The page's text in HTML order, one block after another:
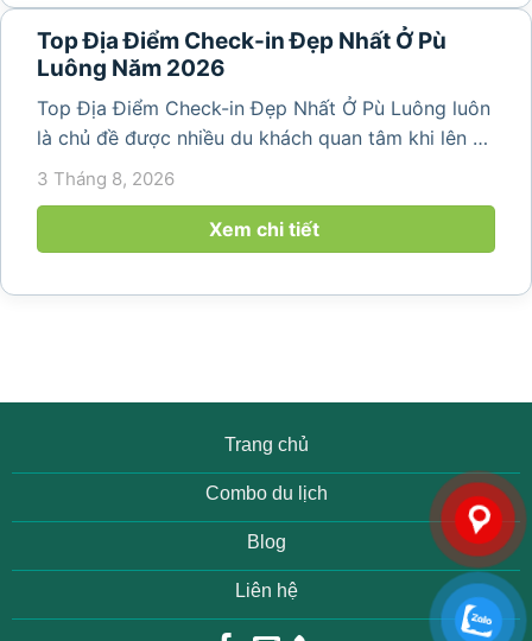
Top Địa Điểm Check-in Đẹp Nhất Ở Pù
Luông Năm 2026
Top Địa Điểm Check-in Đẹp Nhất Ở Pù Luông luôn
là chủ đề được nhiều du khách quan tâm khi lên kế
hoạch khám phá vùng đất thiên nhiên nổi tiếng
của Thanh Hóa. Với ruộng bậc thang trải dài, bản
làng yên bình, thác...
3 Tháng 8, 2026
Xem chi tiết
Trang chủ
Combo du lịch
Blog
Liên hệ